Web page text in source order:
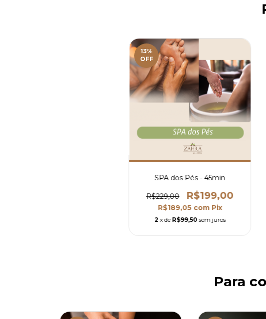
13%
OFF
SPA dos Pés - 45min
R$229,00 R$199,00
R$189,05 com Pix
2 x de R$99,50 sem juros
Para